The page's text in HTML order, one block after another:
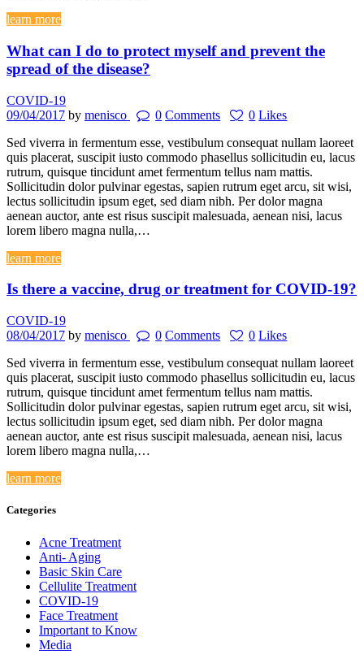
learn more
What can I do to protect myself and prevent the
spread of the disease?
COVID-19
09/04/2017 by menisco 0 Comments 0 Likes
Sed viverra in fermentum esse, vestibulum consequat nullam laoreet
quis placerat, suscipit iusto commodo phasellus sollicitudin eu, lacus
rutrum, quisque tincidunt amet fermentum tellus nam mattis.
Sollicitudin dolor pulvinar egestas, sapien rutrum eget arcu, sit wisi,
lectus sollicitudin ipsum eget, sed diam nibh. Per dolor magna
aenean auctor, ante est risus suscipit malesuada, aenean nisi, lacus
lorem libero magna nulla,…
learn more
Is there a vaccine, drug or treatment for COVID-19?
COVID-19
08/04/2017 by menisco 0 Comments 0 Likes
Sed viverra in fermentum esse, vestibulum consequat nullam laoreet
quis placerat, suscipit iusto commodo phasellus sollicitudin eu, lacus
rutrum, quisque tincidunt amet fermentum tellus nam mattis.
Sollicitudin dolor pulvinar egestas, sapien rutrum eget arcu, sit wisi,
lectus sollicitudin ipsum eget, sed diam nibh. Per dolor magna
aenean auctor, ante est risus suscipit malesuada, aenean nisi, lacus
lorem libero magna nulla,…
learn more
Categories
Acne Treatment
Anti- Aging
Basic Skin Care
Cellulite Treatment
COVID-19
Face Treatment
Important to Know
Media